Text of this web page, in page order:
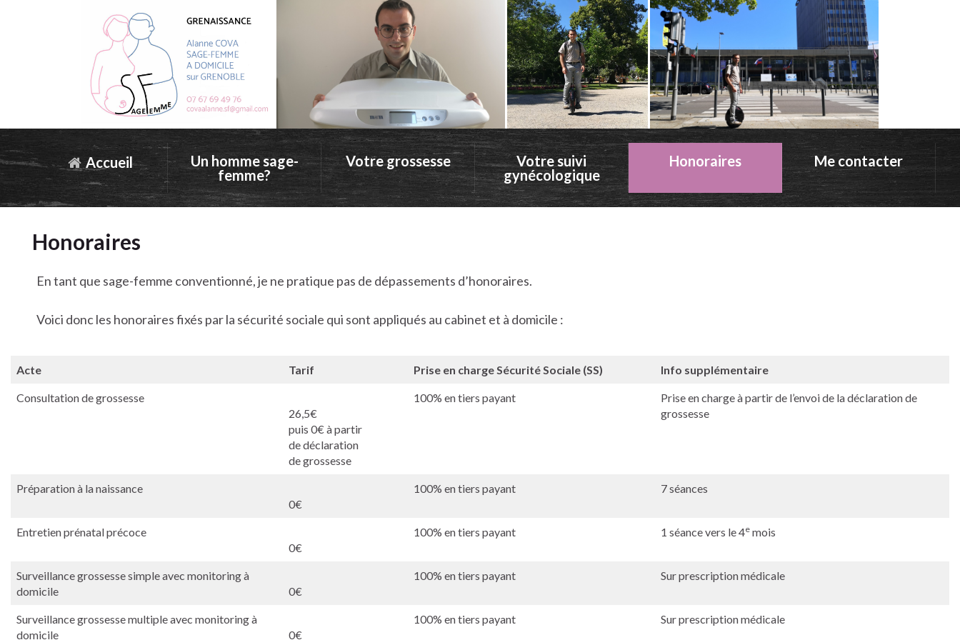
Accueil
Un homme sage-
femme?
Votre grossesse
Votre suivi
gynécologique
Honoraires Me contacter
Honoraires
En tant que sage-femme conventionné, je ne pratique pas de dépassements d’honoraires.
Voici donc les honoraires fixés par la sécurité sociale qui sont appliqués au cabinet et à domicile :
Acte Tarif Prise en charge Sécurité Sociale (SS) Info supplémentaire
Consultation de grossesse
26,5€
puis 0€ à partir
de déclaration
de grossesse
100% en tiers payant
Prise en charge à partir de l’envoi de la déclaration de
grossesse
Préparation à la naissance
0€
100% en tiers payant 7 séances
Entretien prénatal précoce
0€
100% en tiers payant 1 séance vers le 4e mois
Surveillance grossesse simple avec monitoring à
domicile
0€
100% en tiers payant Sur prescription médicale
Surveillance grossesse multiple avec monitoring à
domicile
0€
100% en tiers payant Sur prescription médicale